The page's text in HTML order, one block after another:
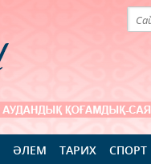
ӘЛЕМ ТАРИХ СПОРТ